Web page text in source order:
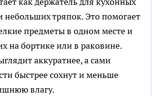
небольших тряпок. Это помогает
предметы в одном месте и
на бортике или в раковине.
аккуратнее, а сами
быстрее сохнут и меньше
влагу.